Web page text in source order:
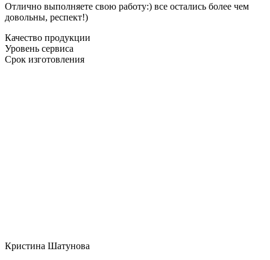
Отлично выполняете свою работу:) все остались более чем
довольны, респект!)
Качество продукции
Уровень сервиса
Срок изготовления
Кристина Шатунова